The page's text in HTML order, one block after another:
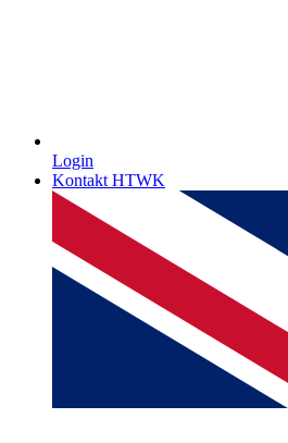
Login
Kontakt HTWK